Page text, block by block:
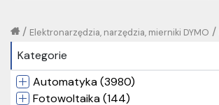
/
Elektronarzędzia, narzędzia, mierniki DYMO
/
Kategorie
Automatyka (3980)
Fotowoltaika (144)